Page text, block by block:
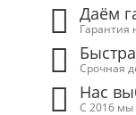
Даём
Гарантия
Срочная
Нас
С 2016 мы